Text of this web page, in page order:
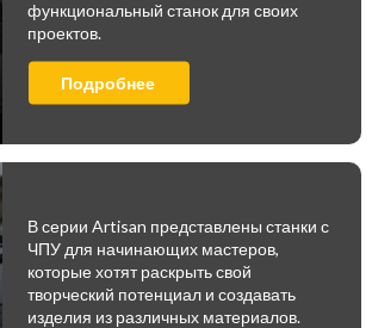
функциональный станок для своих
проектов.
Подробнее
В серии Artisan представлены станки с
ЧПУ для начинающих мастеров,
которые хотят раскрыть свой
творческий потенциал и создавать
изделия из различных материалов.